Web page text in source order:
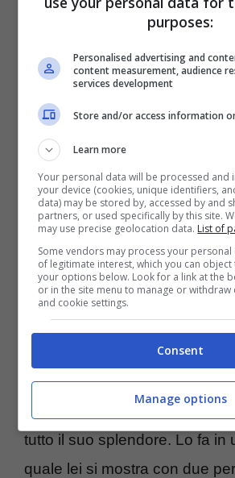
Elisabetta Gregoraci in bikini
Si sa che tra la 43enne
televisivaed il suo ex marito i
rimasti eccellenti. Vederli
pensare che i due si sono
di loro figlio Nathan Falco
bellissima calabrese hanno
rapporto magnifico.
L’uno può contare sull’altra e
ora Elisabetta Gregoraci in
tutto il suo splendore. Lo fa in
quale lei si mostra con due
purposes:
Personalised advertising and
content measurement, audience
services development
Store and/or access information
Learn more
Your personal data will be processed and
your device (cookies, unique identifiers,
data) may be stored by, accessed by and
partners, or used specifically by this site.
may use precise geolocation data. List of
Some vendors may process your
of legitimate interest, which you can
your options below. Look for a link at the
or in the site menu to manage or withdraw
and cookie settings.
Consent
Manage options